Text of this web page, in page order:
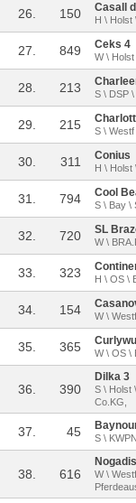
26. 150 Casall
H \ Holst
27. 849 Ceks 4
W \
28. 213 S \ DSP
29. 215 S \
30. 311 Conius
H \ Holst
31. 794 Cool
S \ Bay \
32. 720 SL
W \
33. 323 H \ OS \
34. 154 W \
35. 365 W \ OS \
36. 390
Dilka 3
S \ Holst
Co.KG,
37. 45 S \
38. 616
W \